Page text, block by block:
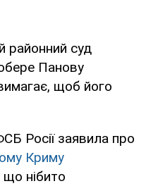
районний суд
Панову
щоб його
Росії заявила про
Криму
що нібито